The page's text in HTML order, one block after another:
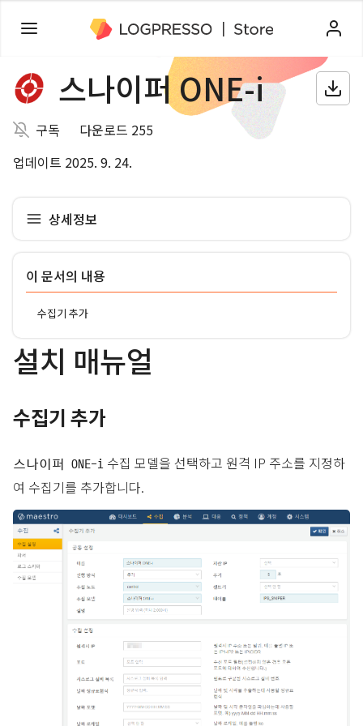
스나이퍼 ONE-i
구독
다운로드 255
업데이트 2025. 9. 24.
상세정보
설치 매뉴얼
수집기 추가
스나이퍼 ONE-i 수집 모델을 선택하고 원격 IP 주소를 지정하
여 수집기를 추가합니다.
이 문서의 내용
수집기 추가